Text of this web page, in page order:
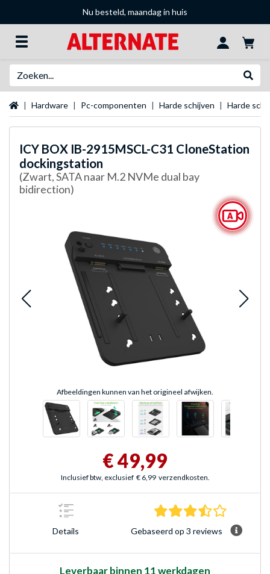
Nu besteld, maandag in huis
Startpagina
Hardware Pc-componenten Harde schijven Harde
ICY BOX IB-2915MSCL-C31 CloneStation
dockingstation
(Zwart, SATA naar M.2 NVMe dual bay
bidirection)
Afbeeldingen kunnen van het origineel afwijken.
€ 49,99
Inclusief btw, exclusief € 6,99 verzendkosten.
Details
3.7 sterren
Gebaseerd op 3 reviews
Leverbaar binnen 11 werkdagen